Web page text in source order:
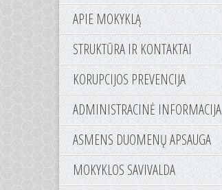
APIE MOKYKLĄ
STRUKTŪRA IR KONTAKTAI
KORUPCIJOS PREVENCIJA
ADMINISTRACINĖ INFORMACIJA
ASMENS DUOMENŲ APSAUGA
MOKYKLOS SAVIVALDA